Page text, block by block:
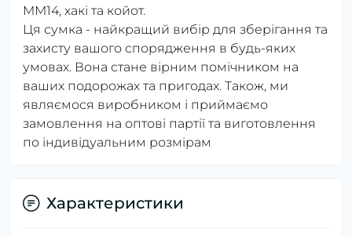
ММ14, хакі та койот.
Ця сумка - найкращий вибір для зберігання та
захисту вашого спорядження в будь-яких
умовах. Вона стане вірним помічником на
ваших подорожах та пригодах. Також, ми
являємося виробником і приймаємо
замовлення на оптові партії та виготовлення
по індивідуальним розмірам
Характеристики